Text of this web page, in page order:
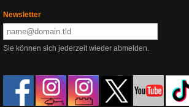
Newsletter
Sie können sich jederzeit wieder abmelden.